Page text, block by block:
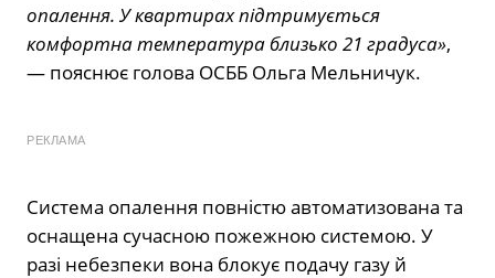
опалення. У квартирах підтримується
комфортна температура близько 21 градуса»,
— пояснює голова ОСББ Ольга Мельничук.
РЕКЛАМА
Система опалення повністю автоматизована та
оснащена сучасною пожежною системою. У
разі небезпеки вона блокує подачу газу й